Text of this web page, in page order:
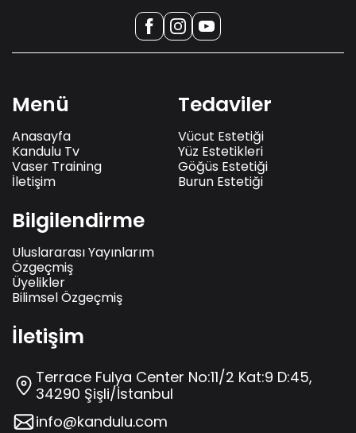
Menü
Anasayfa
Kandulu Tv
Vaser Training
İletişim
Tedaviler
Vücut Estetiği
Yüz Estetikleri
Göğüs Estetiği
Burun Estetiği
Bilgilendirme
Uluslararası Yayınlarım
Özgeçmiş
Üyelikler
Bilimsel Özgeçmiş
İletişim
Terrace Fulya Center No:11/2 Kat:9 D:45,
34290 Şişli/İstanbul
info@kandulu.com